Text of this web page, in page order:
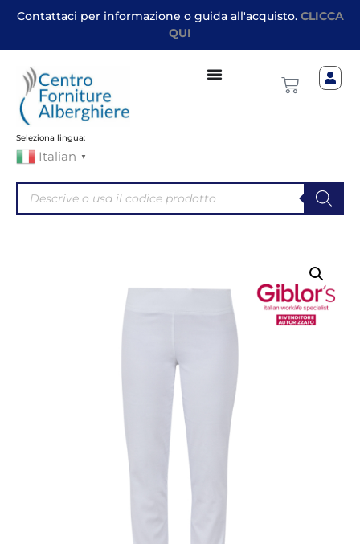
Contattaci per informazione o guida all'acquisto. CLICCA
QUI
Seleziona lingua:
Italian ▼